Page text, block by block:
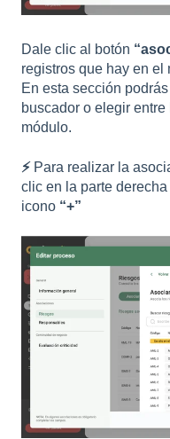
Dale clic al botón
registros que hay en el
En esta sección
buscador o elegir
módulo.
⚡Para realizar la
clic en la parte
icono “+”